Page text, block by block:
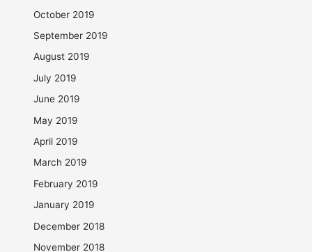
October 2019
September 2019
August 2019
July 2019
June 2019
May 2019
April 2019
March 2019
February 2019
January 2019
December 2018
November 2018